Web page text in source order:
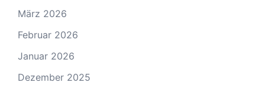
März 2026
Februar 2026
Januar 2026
Dezember 2025